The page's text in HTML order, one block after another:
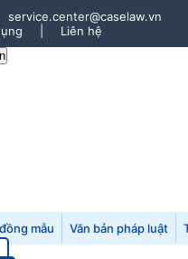
service.center@caselaw.vn
Liên hệ
mẫu Văn bản pháp luật